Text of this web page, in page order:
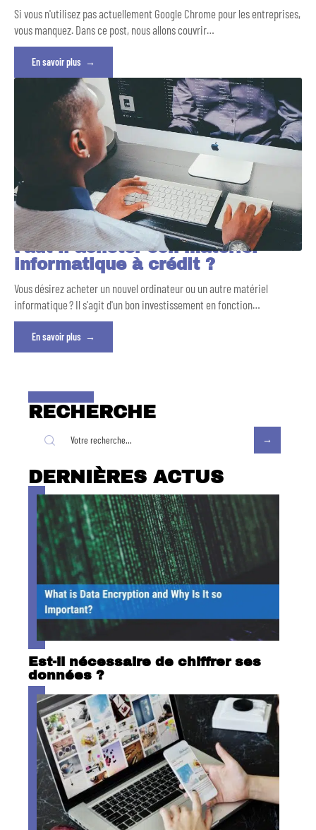
Si vous n'utilisez pas actuellement Google Chrome pour les entreprises,
vous manquez. Dans ce post, nous allons couvrir…
En savoir plus
Faut-il acheter son matériel
informatique à crédit ?
Vous désirez acheter un nouvel ordinateur ou un autre matériel
informatique ? Il s'agit d'un bon investissement en fonction…
En savoir plus
RECHERCHE
DERNIÈRES ACTUS
Est-il nécessaire de chiffrer ses
données ?